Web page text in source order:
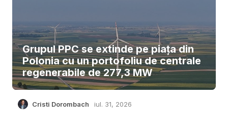
Grupul PPC se extinde pe piața din
Polonia cu un portofoliu de centrale
regenerabile de 277,3 MW
Cristi Dorombach iul. 31, 2026